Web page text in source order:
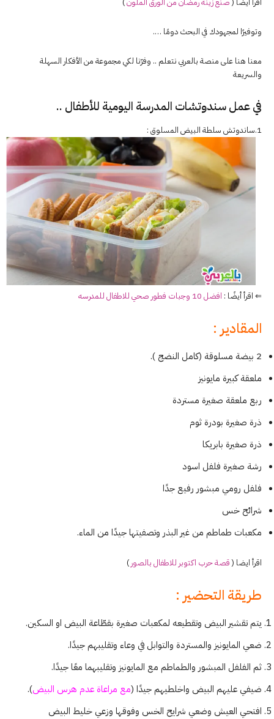
وتوفيرًا لمجهودك في البحث دومًا ….
معنا هنا على منصة بالعربي نتعلم .. وفرّنا لكي مجموعة من الأفكار السهلة
والسريعة
في عمل سندوتشات المدرسة اليومية للأطفال ..
1.ساندوتش سلطة البيض المسلوق :
⇐ اقرأ أيضًا : افضل 10 وجبات فطور صحي للاطفال للمدرسه
المقادير :
2 بيضة مسلوقة (كامل النضج ).
ملعقة كبيرة مايونيز
ربع ملعقة صغيرة مستردة
ذرة صغيرة بودرة ثوم
ذرة صغيرة بابريكا
رشة صغيرة فلفل اسود
فلفل رومي مبشور رفيع جدًا
شرائح خس
مكعبات طماطم من غير البذر وتصفيتها جيدًا من الماء.
اقرأ ايضا (قصة حرب اكتوبر للاطفال بالصور )
طريقة التحضير :
يتم تقشير البيض وتقطيعه لمكعبات صغيرة بقطّاعة البيض او السكين.
ضعي المايونيز والمستردة والتوابل في وعاء وتقليبهم جيدًا.
ثم الفلفل المبشور والطماطم مع المايونيز وتقليبهما معًا جيدًا.
ضيفي عليهم البيض واخلطيهم جيدًا (مع مراعاة عدم هرس البيض).
افتحي العيش وضعي شرايح الخس وفوقها وزعي خليط البيض